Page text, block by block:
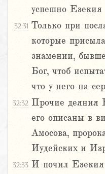
успешно Езекия
32:31 Только при
которые
знамении,
Бог, чтоб
что у него на
32:32 Прочие деяния
его описаны в
Амосова,
Иудейских и
32:33 И почил Езекия